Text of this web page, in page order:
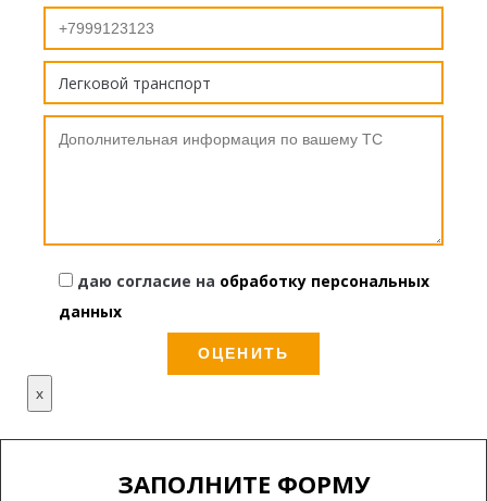
даю согласие на обработку персональных
данных
x
ЗАПОЛНИТЕ ФОРМУ